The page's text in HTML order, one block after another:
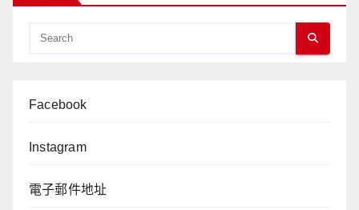
Facebook
Instagram
電子郵件地址